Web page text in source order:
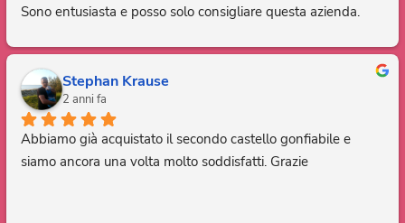
Sono entusiasta e posso solo consigliare questa azienda.
Stephan Krause
2 anni fa
Abbiamo già acquistato il secondo castello gonfiabile e
siamo ancora una volta molto soddisfatti. Grazie